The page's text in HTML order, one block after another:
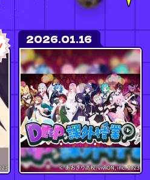
2026.01.16